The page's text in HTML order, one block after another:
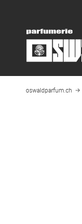
oswaldparfum.ch